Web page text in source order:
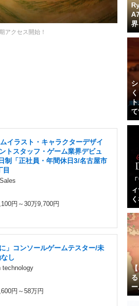
アクセス開始！
ムイラスト・キャラクターデザイ
トスタッフ・ゲーム業界デビュ
制「正社員・年間休日3/名古屋市
目
円～30万9,700円
」コンソールゲームテスター/未
し
technology
円～58万円